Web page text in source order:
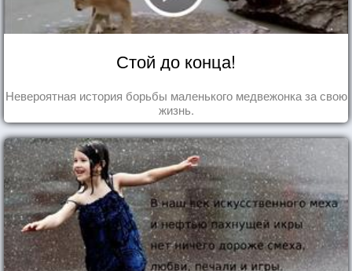
Стой до конца!
Невероятная история борьбы маленького медвежонка за свою
жизнь.